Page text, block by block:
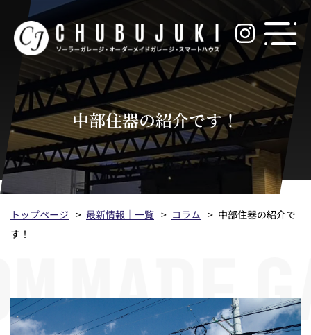
中部住器の紹介です！
トップページ 最新情報｜一覧 コラム
中部住器の紹介で
す！